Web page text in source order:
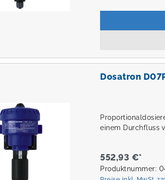
Dosatron
einem Durchfluss
552,93 €*
Produktnummer: